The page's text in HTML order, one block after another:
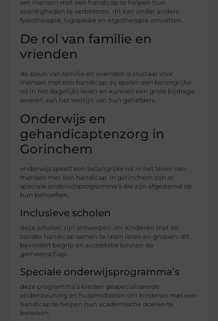
om mensen met een handicap te helpen hun
vaardigheden te verbeteren. dit kan onder andere
fysiotherapie, logopedie en ergotherapie omvatten.
De rol van familie en
vrienden
de steun van familie en vrienden is cruciaal voor
mensen met een handicap. zij spelen een belangrijke
rol in het dagelijks leven en kunnen een grote bijdrage
leveren aan het welzijn van hun geliefden.
Onderwijs en
gehandicaptenzorg in
Gorinchem
onderwijs speelt een belangrijke rol in het leven van
mensen met een handicap. in gorinchem zijn er
speciale onderwijsprogramma’s die zijn afgestemd op
hun behoeften.
Inclusieve scholen
deze scholen zijn ontworpen om kinderen met en
zonder handicap samen te laten leren en groeien. dit
bevordert begrip en acceptatie binnen de
gemeenschap.
Speciale onderwijsprogramma’s
deze programma’s bieden gespecialiseerde
ondersteuning en hulpmiddelen om kinderen met een
handicap te helpen hun academische doelen te
bereiken.